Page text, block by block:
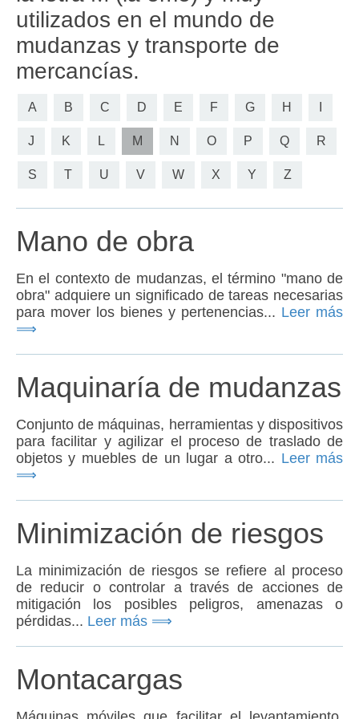
utilizados en el mundo de
mudanzas y transporte de
mercancías.
A B C D E F G H
J K L M N O P Q R
S T U V W X Y Z
Mano de obra
En el contexto de mudanzas, el término "mano de
obra" adquiere un significado de tareas necesarias
para mover los bienes y pertenencias... Leer más
⟹
Maquinaría de mudanzas
Conjunto de máquinas, herramientas y dispositivos
para facilitar y agilizar el proceso de traslado de
objetos y muebles de un lugar a otro... Leer más
⟹
Minimización de riesgos
La minimización de riesgos se refiere al proceso
de reducir o controlar a través de acciones de
mitigación los posibles peligros, amenazas o
pérdidas... Leer más ⟹
Montacargas